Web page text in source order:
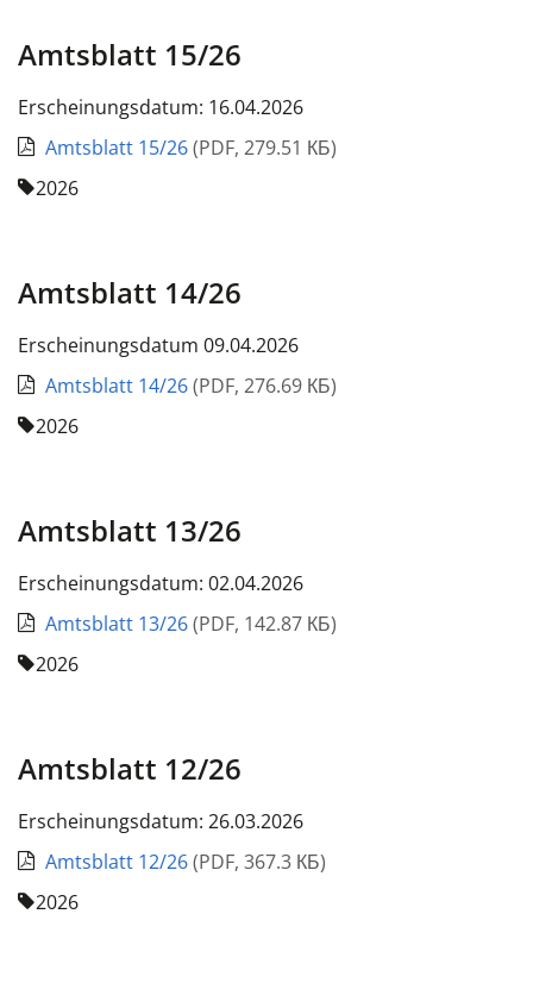
Amtsblatt 15/26
Erscheinungsdatum: 16.04.2026
Amtsblatt 15/26(PDF, 279.51 КБ)
2026
Amtsblatt 14/26
Erscheinungsdatum 09.04.2026
Amtsblatt 14/26(PDF, 276.69 КБ)
2026
Amtsblatt 13/26
Erscheinungsdatum: 02.04.2026
Amtsblatt 13/26(PDF, 142.87 КБ)
2026
Amtsblatt 12/26
Erscheinungsdatum: 26.03.2026
Amtsblatt 12/26(PDF, 367.3 КБ)
2026